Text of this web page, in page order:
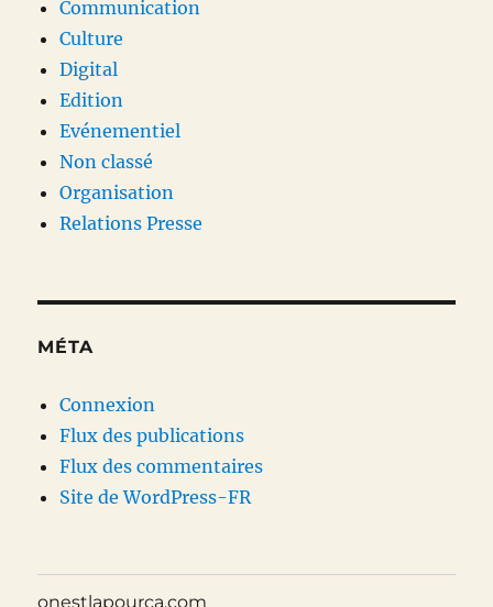
Communication
Culture
Digital
Edition
Evénementiel
Non classé
Organisation
Relations Presse
MÉTA
Connexion
Flux des publications
Flux des commentaires
Site de WordPress-FR
onestlapourca.com